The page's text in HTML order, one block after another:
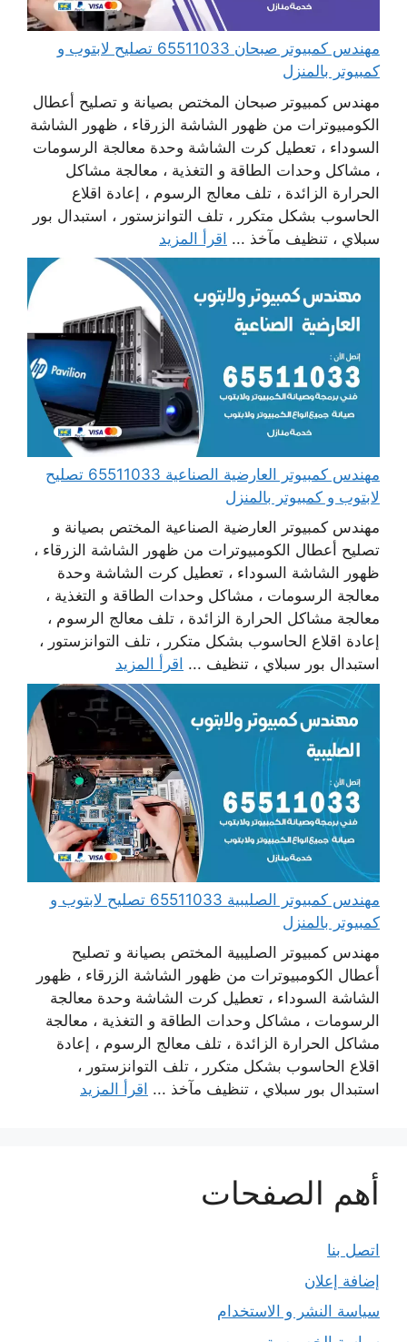
مهندس كمبيوتر صبحان 65511033 تصليح لابتوب و
كمبيوتر بالمنزل
مهندس كمبيوتر صبحان المختص بصيانة و تصليح أعطال
الكومبيوترات من ظهور الشاشة الزرقاء ، ظهور الشاشة
السوداء ، تعطيل كرت الشاشة وحدة معالجة الرسومات
، مشاكل وحدات الطاقة و التغذية ، معالجة مشاكل
الحرارة الزائدة ، تلف معالج الرسوم ، إعادة اقلاع
الحاسوب بشكل متكرر ، تلف التوانزستور ، استبدال بور
سبلاي ، تنظيف مآخذ ... اقرأ المزيد
مهندس كمبيوتر العارضية الصناعية 65511033 تصليح
لابتوب و كمبيوتر بالمنزل
مهندس كمبيوتر العارضية الصناعية المختص بصيانة و
تصليح أعطال الكومبيوترات من ظهور الشاشة الزرقاء ،
ظهور الشاشة السوداء ، تعطيل كرت الشاشة وحدة
معالجة الرسومات ، مشاكل وحدات الطاقة و التغذية ،
معالجة مشاكل الحرارة الزائدة ، تلف معالج الرسوم ،
إعادة اقلاع الحاسوب بشكل متكرر ، تلف التوانزستور ،
استبدال بور سبلاي ، تنظيف ... اقرأ المزيد
مهندس كمبيوتر الصليبية 65511033 تصليح لابتوب و
كمبيوتر بالمنزل
مهندس كمبيوتر الصليبية المختص بصيانة و تصليح
أعطال الكومبيوترات من ظهور الشاشة الزرقاء ، ظهور
الشاشة السوداء ، تعطيل كرت الشاشة وحدة معالجة
الرسومات ، مشاكل وحدات الطاقة و التغذية ، معالجة
مشاكل الحرارة الزائدة ، تلف معالج الرسوم ، إعادة
اقلاع الحاسوب بشكل متكرر ، تلف التوانزستور ،
استبدال بور سبلاي ، تنظيف مآخذ ... اقرأ المزيد
أهم الصفحات
اتصل بنا
إضافة إعلان
سياسة النشر و الاستخدام